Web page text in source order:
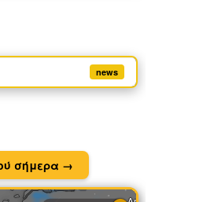
news
σήμερα →